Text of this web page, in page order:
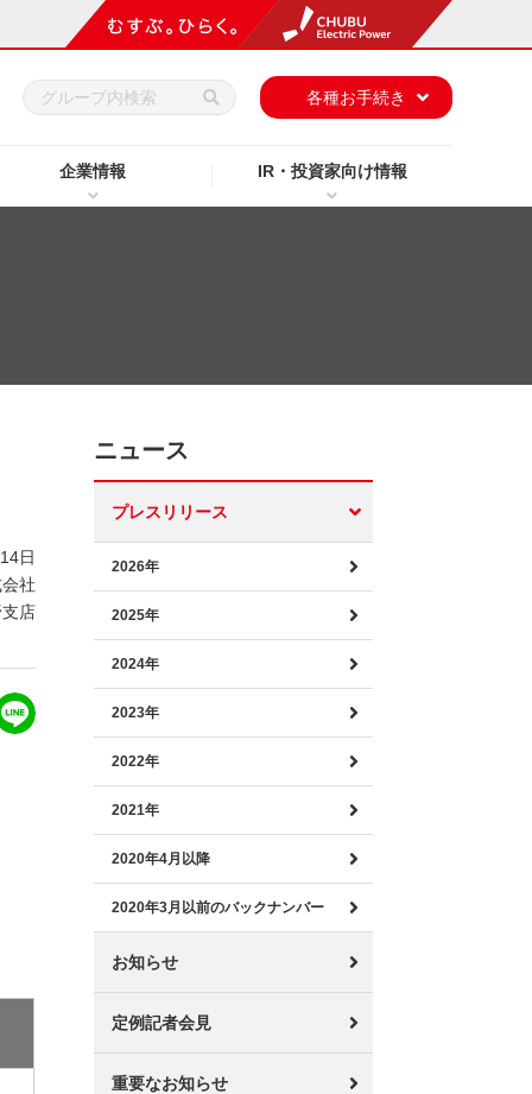
企業情報 IR・投資家向け情報
各種お手続き
日
社
店
ニュース
プレスリリース
2026年
2025年
2024年
2023年
2022年
2021年
2020年4月以降
2020年3月以前のバックナンバー
お知らせ
定例記者会見
重要なお知らせ